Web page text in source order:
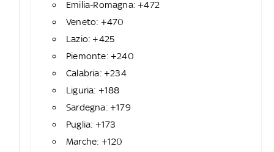
Emilia-Romagna: +472
Veneto: +470
Lazio: +425
Piemonte: +240
Calabria: +234
Liguria: +188
Sardegna: +179
Puglia: +173
Marche: +120